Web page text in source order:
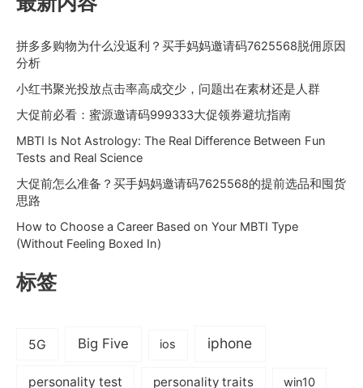
拼多多购物为什么没返利？买手妈妈邀请码7625568脱佣原因
分析
小红书聚光投放点击率高成交少，问题出在素材还是人群
大促前必看：蜜源邀请码999333大促领券避坑指南
MBTI Is Not Astrology: The Real Difference Between Fun
Tests and Real Science
大促前怎么准备？买手妈妈邀请码7625568的提前选品和囤货
思路
How to Choose a Career Based on Your MBTI Type
(Without Feeling Boxed In)
标签
5G Big Five ios iphone
personality test personality traits win10